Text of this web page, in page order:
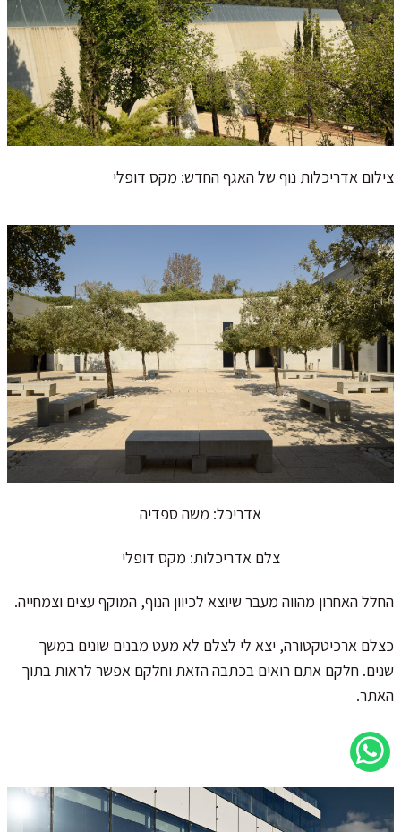
צילום אדריכלות נוף של האגף החדש: מקס דופלי
אדריכל: משה ספדיה
צלם אדריכלות: מקס דופלי
החלל האחרון מהווה מעבר שיוצא לכיוון הנוף, המוקף עצים וצמחייה.
כצלם ארכיטקטורה, יצא לי לצלם לא מעט מבנים שונים במשך
שנים. חלקם אתם רואים בכתבה הזאת וחלקם אפשר לראות בתוך
האתר.